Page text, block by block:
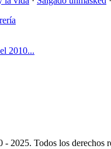
2010...
2025. Todos los derechos